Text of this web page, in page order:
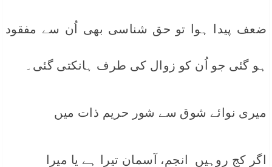
ضعف پیدا ہوا تو حق شناسی بھی اُن سے مفقود
ہو گئی جو اُن کو زوال کی طرف ہانکتی گئی۔
میری نوائے شوق سے شور حریم ذات میں
اگر کج روہیں انجم، آسمان تیرا ہے یا میرا